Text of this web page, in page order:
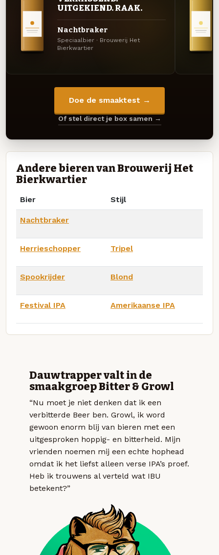
UITGEKIEND. RAAK.
Nachtbraker
Speciaalbier · Brouwerij Het
Bierkwartier
Doe de smaaktest →
Of stel direct je box samen →
Andere bieren van Brouwerij Het
Bierkwartier
Bier Stijl
Nachtbraker
Herrieschopper Tripel
Spookrijder Blond
Festival IPA Amerikaanse IPA
Dauwtrapper valt in de
smaakgroep Bitter & Growl
“Nu moet je niet denken dat ik een
verbitterde Beer ben. Growl, ik word
gewoon enorm blij van bieren met een
uitgesproken hoppig- en bitterheid. Mijn
vrienden noemen mij een echte hophead
omdat ik het liefst alleen verse IPA’s proef.
Heb ik trouwens al verteld wat IBU
betekent?”